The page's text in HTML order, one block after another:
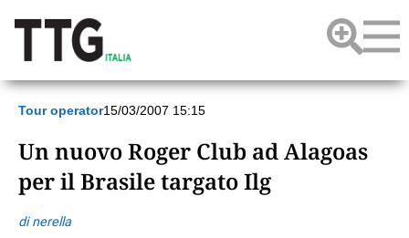
Tour operator15/03/2007 15:15
Un nuovo Roger Club ad Alagoas
per il Brasile targato Ilg
di nerella